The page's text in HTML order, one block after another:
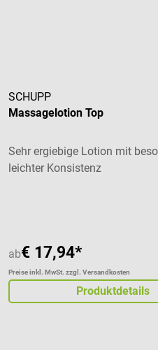
SCHUPP
Massagelotion Top
Sehr ergiebige Lotion mit
leichter Konsistenz
ab€ 17,94*
Preise inkl. MwSt. zzgl. Versandkosten
Produktdetails